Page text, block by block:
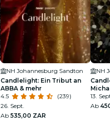
NH Johannesburg Sandton
Candlelight: Ein Tribut an
ABBA & mehr
4.5
(239)
26. Sept.
Ab 535,00 ZAR
NH
13.
Ab